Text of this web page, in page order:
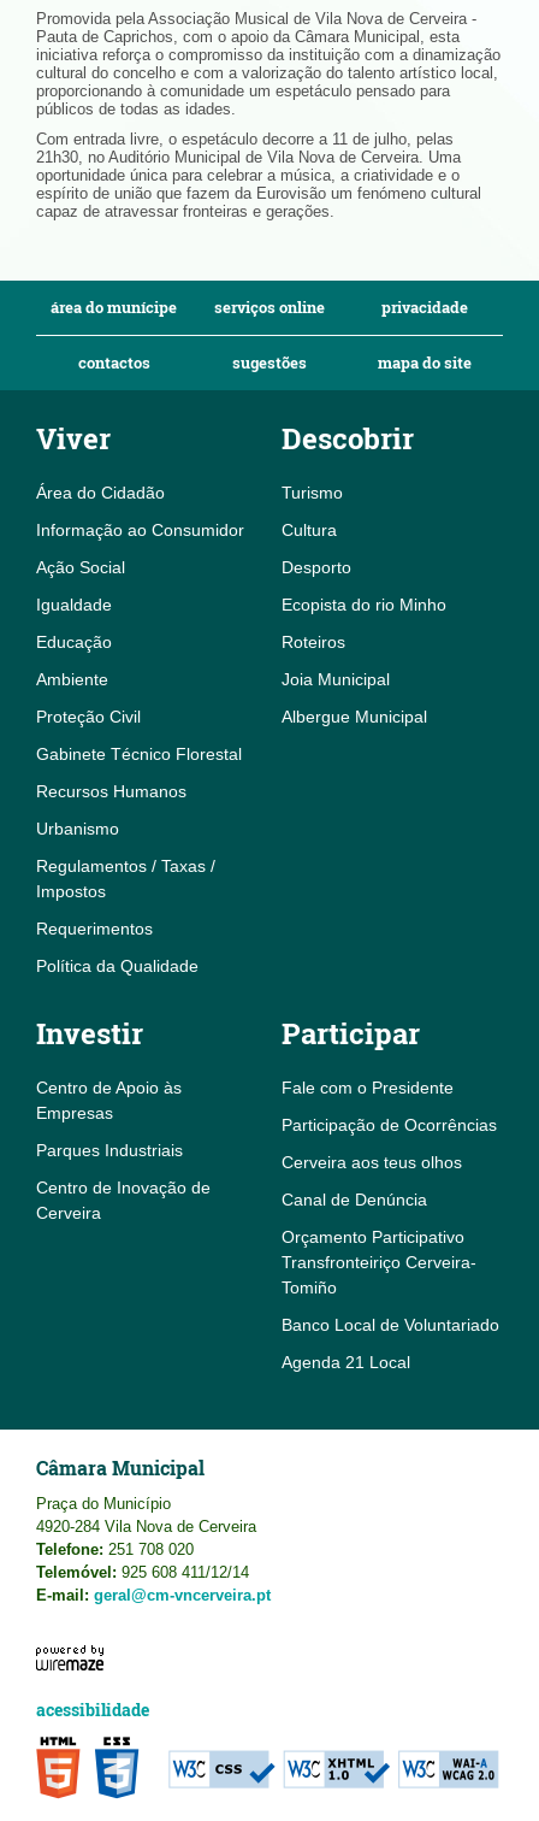
Promovida pela Associação Musical de Vila Nova de Cerveira -
Pauta de Caprichos, com o apoio da Câmara Municipal, esta
iniciativa reforça o compromisso da instituição com a dinamização
cultural do concelho e com a valorização do talento artístico local,
proporcionando à comunidade um espetáculo pensado para
públicos de todas as idades.
Com entrada livre, o espetáculo decorre a 11 de julho, pelas
21h30, no Auditório Municipal de Vila Nova de Cerveira. Uma
oportunidade única para celebrar a música, a criatividade e o
espírito de união que fazem da Eurovisão um fenómeno cultural
capaz de atravessar fronteiras e gerações.
área do munícipe serviços online privacidade
contactos sugestões mapa do site
Viver
Área do Cidadão
Informação ao Consumidor
Ação Social
Igualdade
Educação
Ambiente
Proteção Civil
Gabinete Técnico Florestal
Recursos Humanos
Urbanismo
Regulamentos / Taxas /
Impostos
Requerimentos
Política da Qualidade
Descobrir
Turismo
Cultura
Desporto
Ecopista do rio Minho
Roteiros
Joia Municipal
Albergue Municipal
Investir
Centro de Apoio às
Empresas
Parques Industriais
Centro de Inovação de
Cerveira
Participar
Fale com o Presidente
Participação de Ocorrências
Cerveira aos teus olhos
Canal de Denúncia
Orçamento Participativo
Transfronteiriço Cerveira-
Tomiño
Banco Local de Voluntariado
Agenda 21 Local
Câmara Municipal
Praça do Município
4920-284 Vila Nova de Cerveira
Telefone: 251 708 020
Telemóvel: 925 608 411/12/14
E-mail: geral@cm-vncerveira.pt
acessibilidade